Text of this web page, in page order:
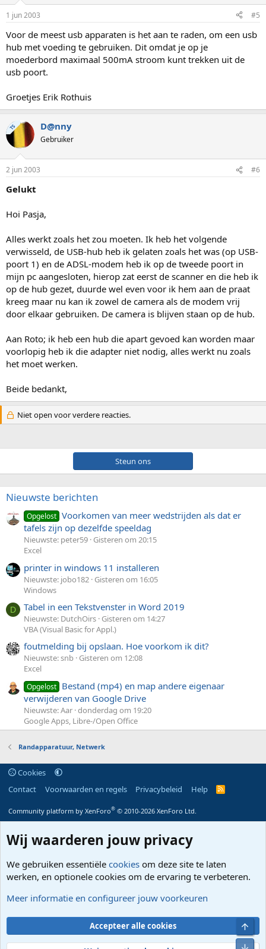
1 jun 2003 #5
Voor de meest usb apparaten is het aan te raden, om een usb
hub met voeding te gebruiken. Dit omdat je op je
moederbord maximaal 500mA stroom kunt trekken uit de
usb poort.
Groetjes Erik Rothuis
TS D@nny
Gebruiker
2 jun 2003 #6
Gelukt
Hoi Pasja,
Alles werkt zoals het zou moeten. Ik heb het volgende
verwisseld, de USB-hub heb ik gelaten zoals het was (op USB-
poort 1) en de ADSL-modem heb ik op de tweede poort in
mijn pc aangesloten, hierop zat eerst de scanner en die heb ik
op de hub gezet, duurde wel even voor ik hem aan de praat
kreeg maar nu kan ik zowel de camera als de modem vrij
door elkaar gebruiken. De camera is blijven staan op de hub.
Aan Roto; ik heb een hub die apart gevoed kan worden maar
voorlopig heb ik die adapter niet nodig, alles werkt nu zoals
het moet werken.
Beide bedankt,
Niet open voor verdere reacties.
Steun ons
Nieuwste berichten
Opgelost Voorkomen van meer wedstrijden als dat er
tafels zijn op dezelfde speeldag
Nieuwste: peter59 Gisteren om 20:15
Excel
printer in windows 11 installeren
Nieuwste: jobo182 Gisteren om 16:05
Windows
D Tabel in een Tekstvenster in Word 2019
Nieuwste: DutchOirs Gisteren om 14:27
VBA (Visual Basic for Appl.)
foutmelding bij opslaan. Hoe voorkom ik dit?
Nieuwste: snb Gisteren om 12:08
Excel
Opgelost Bestand (mp4) en map andere eigenaar
verwijderen van Google Drive
Nieuwste: Aar donderdag om 19:20
Google Apps, Libre-/Open Office
Randapparatuur, Netwerk
Cookies
Contact
Voorwaarden en regels Privacybeleid Help
R
S
Community platform by XenForo® © 2010-2026 XenForo Ltd.
Wij waarderen jouw privacy
We gebruiken essentiële cookies om deze site te laten
werken, en optionele cookies om de ervaring te verbeteren.
Meer informatie en configureer jouw voorkeuren
Accepteer alle cookies